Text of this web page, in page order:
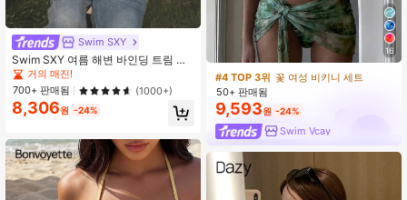
Swim SXY
Swim SXY 여름 해변 바인딩 트림 질
감 할터 삼각 비키니
거의 매진!
700+ 판매됨
(1000+)
8,306원 -24%
16
#4 TOP 3위 꽃 여성 비키니 세트
50+ 판매됨
9,593원 -24%
Swim Vcay